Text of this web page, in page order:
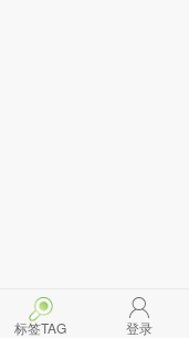
标签TAG 登录